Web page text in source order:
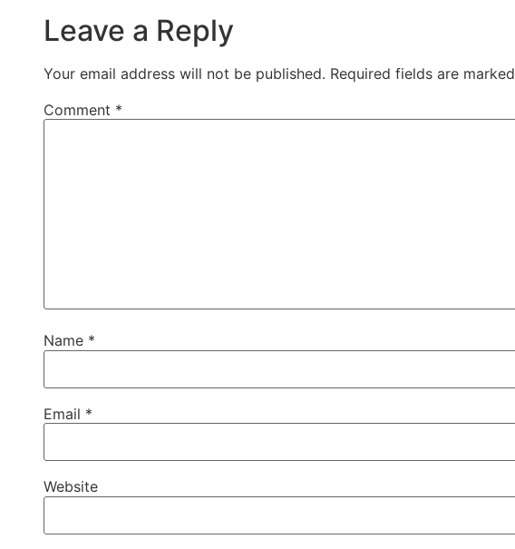
Leave a Reply
Your email address will not be published. Required fields are marked
Comment *
Name *
Email *
Website